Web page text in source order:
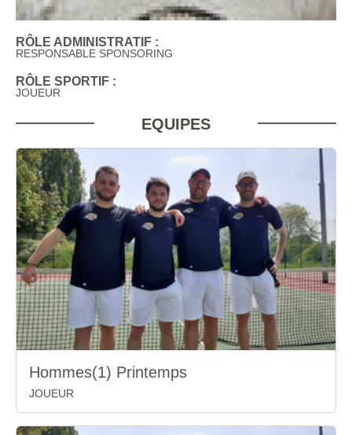
RÔLE ADMINISTRATIF :
RESPONSABLE SPONSORING
RÔLE SPORTIF :
JOUEUR
EQUIPES
Hommes(1) Printemps
JOUEUR